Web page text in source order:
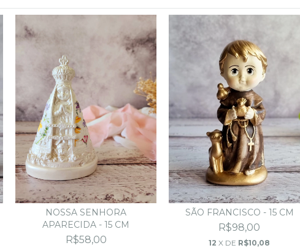
NOSSA SENHORA
APARECIDA - 15 CM
R$58,00
SÃO FRANCISCO - 15 CM
R$98,00
12 X DE R$10,08